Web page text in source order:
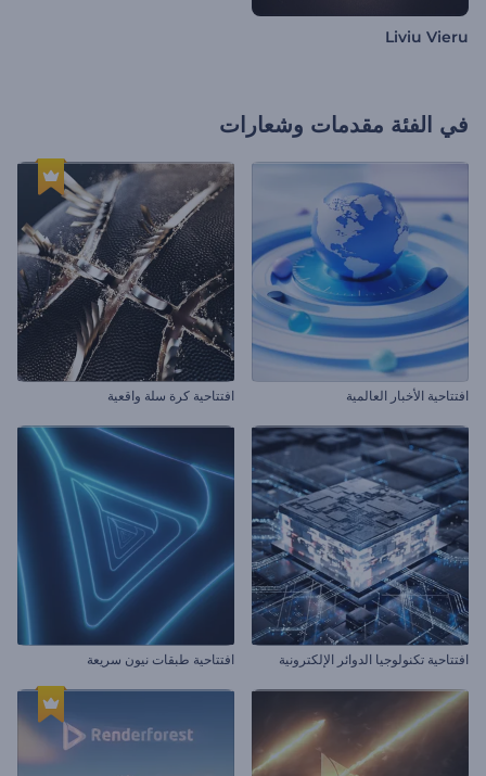
Liviu Vieru
في الفئة مقدمات وشعارات
افتتاحية الأخبار العالمية افتتاحية كرة سلة واقعية
افتتاحية تكنولوجيا الدوائر الإلكترونية افتتاحية طبقات نيون سريعة